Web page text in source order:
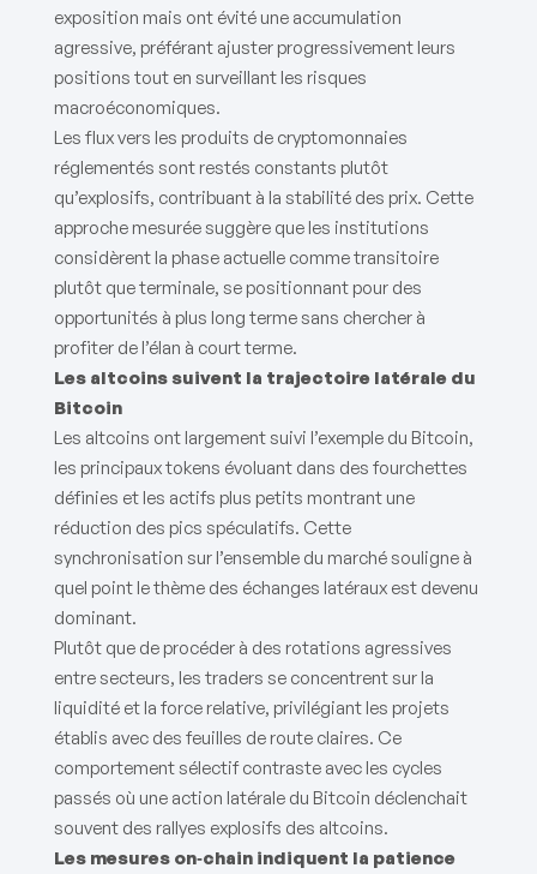
exposition mais ont évité une accumulation
agressive, préférant ajuster progressivement leurs
positions tout en surveillant les risques
macroéconomiques.
Les flux vers les produits de cryptomonnaies
réglementés sont restés constants plutôt
qu’explosifs, contribuant à la stabilité des prix. Cette
approche mesurée suggère que les institutions
considèrent la phase actuelle comme transitoire
plutôt que terminale, se positionnant pour des
opportunités à plus long terme sans chercher à
profiter de l’élan à court terme.
Les altcoins suivent la trajectoire latérale du
Bitcoin
Les altcoins ont largement suivi l’exemple du Bitcoin,
les principaux tokens évoluant dans des fourchettes
définies et les actifs plus petits montrant une
réduction des pics spéculatifs. Cette
synchronisation sur l’ensemble du marché souligne à
quel point le thème des échanges latéraux est devenu
dominant.
Plutôt que de procéder à des rotations agressives
entre secteurs, les traders se concentrent sur la
liquidité et la force relative, privilégiant les projets
établis avec des feuilles de route claires. Ce
comportement sélectif contraste avec les cycles
passés où une action latérale du Bitcoin déclenchait
souvent des rallyes explosifs des altcoins.
Les mesures on‑chain indiquent la patience